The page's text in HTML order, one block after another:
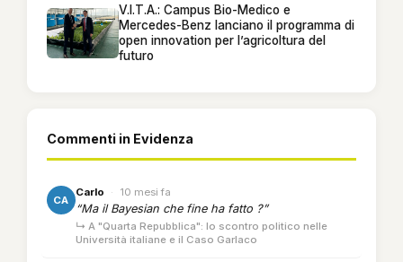
V.I.T.A.: Campus Bio-Medico e
Mercedes-Benz lanciano il programma di
open innovation per l’agricoltura del
futuro
Commenti in Evidenza
CA
Carlo · 10 mesi fa
“Ma il Bayesian che fine ha fatto ?”
↳ A "Quarta Repubblica": lo scontro politico nelle
Università italiane e il Caso Garlaco